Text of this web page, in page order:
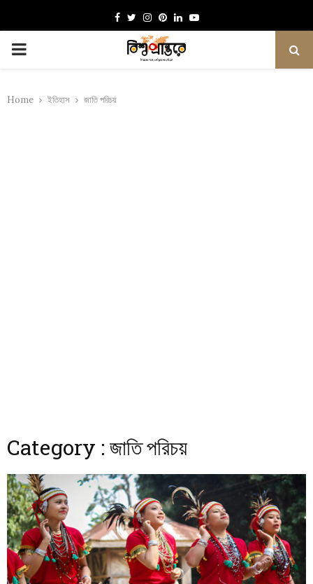
Facebook
TwitterInstagram
Pinterest
LinkedinYoutube
PRIMARY
Home ইতিহাস জাতি পরিচয়
Category : জাতি পরিচয়